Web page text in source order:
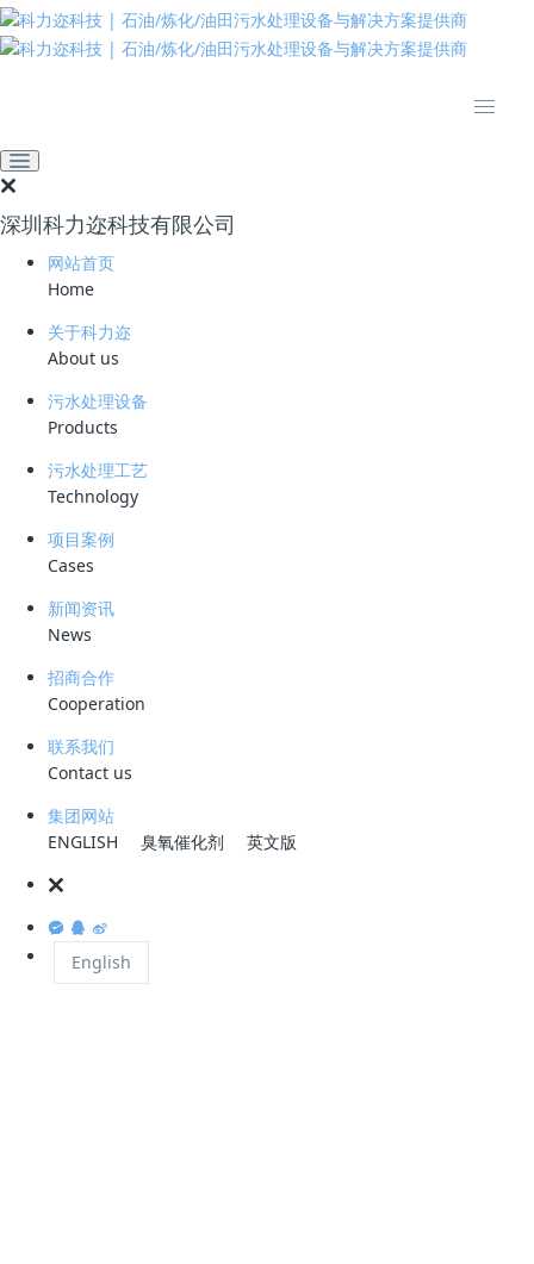
深圳科力迩科技有限公司
网站首页
Home
关于科力迩
About us
污水处理设备
Products
污水处理工艺
Technology
项目案例
Cases
新闻资讯
News
招商合作
Cooperation
联系我们
Contact us
集团网站
ENGLISH
臭氧催化剂 英文版
English
推动绿色发展 建设美丽中国
云南省蓝天、碧水、净土攻
坚战取得显著进展
2023-08-14 10:14:09 科力迩
今年以来，云南省充分贯彻党中央的决策部署，通过多种措施切实履行深
入打好污染防治攻坚战的责任，积极展开蓝天、碧水、净土“三大保卫
战”，重点开展10个标志性战役，已取得一定阶段性成效。
在蓝天保卫战方面，云南省采用“以日保月，以月保年”的工作思路，组织
了2023年春夏季大气污染综合治理攻坚行动，强调细颗粒物（PM2.5）
和臭氧（O3）的协同控制，强化多种污染物的协同减排，加强污染天气
的科技支持，针对不同地区实施差异化管控。此外，重点治理柴油货车污
染，加快淘汰国三排放标准的柴油货车，强化机动车检验和黑烟车遥感监
测。在建筑施工工地和城市道路扬尘污染治理方面，开展了“百日行动”，
表彰。
在碧水保卫战方面，云南省召开了水环境质量提升工作会议，通过“约
谈、通报、督办、曝光”的制度，全力推进劣Ⅴ类水体的治理。采取“退、
减、调、治、管”等多种措施，深入进行“湖泊革命”攻坚战，组建联合工
动。云南省还强化了珠江流域水生态系统修复，积极推动城市黑臭水体整
治，推进城市污水处理厂建设和管网改造。监测数据显示，云南省的水环
境质量得到了一定的提升，劣Ⅴ类水体比例下降。
在净土保卫战方面，云南省深入开展农用地重金属污染防治，采取多种措